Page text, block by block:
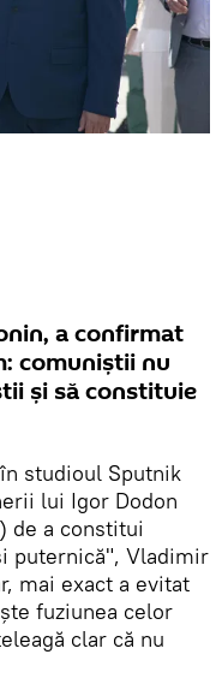
a confirmat
comuniștii nu
și să constituie
studioul Sputnik
lui Igor Dodon
de a constitui
puternică", Vladimir
mai exact a evitat
fuziunea celor
clar că nu